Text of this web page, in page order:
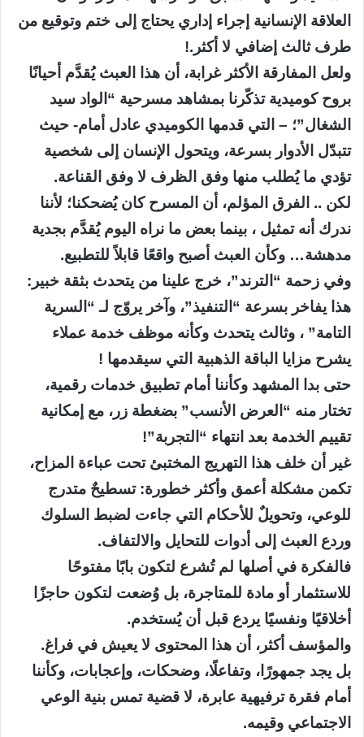
العلاقة الإنسانية إجراء إداري يحتاج إلى ختم وتوقيع من
طرف ثالث إضافي لا أكثر.!
ولعل المفارقة الأكثر غرابة، أن هذا العبث يُقدَّم أحيانًا
بروح كوميدية تذكّرنا بمشاهد مسرحية “الواد سيد
الشغال”؛ – التي قدمها الكوميدي عادل أمام- حيث
تتبدّل الأدوار بسرعة، ويتحول الإنسان إلى شخصية
تؤدي ما يُطلب منها وفق الظرف لا وفق القناعة.
لكن .. الفرق المؤلم، أن المسرح كان يُضحكنا؛ لأننا
ندرك أنه تمثيل ، بينما بعض ما نراه اليوم يُقدَّم بجدية
مدهشة… وكأن العبث أصبح واقعًا قابلاً للتطبيع.
وفي زحمة “الترند”، خرج علينا من يتحدث بثقة خبير:
هذا يفاخر بسرعة “التنفيذ”، وآخر يروّج لـ “السرية
التامة” ، وثالث يتحدث وكأنه موظف خدمة عملاء
يشرح مزايا الباقة الذهبية التي سيقدمها !
حتى بدا المشهد وكأننا أمام تطبيق خدمات رقمية،
تختار منه “العرض الأنسب” بضغطة زر، مع إمكانية
تقييم الخدمة بعد انتهاء “التجربة”!
غير أن خلف هذا التهريج المختبئ تحت عباءة المزاح،
تكمن مشكلة أعمق وأكثر خطورة: تسطيحٌ متدرج
للوعي، وتحويلٌ للأحكام التي جاءت لضبط السلوك
وردع العبث إلى أدوات للتحايل والالتفاف.
فالفكرة في أصلها لم تُشرع لتكون بابًا مفتوحًا
للاستثمار أو مادة للمتاجرة، بل وُضعت لتكون حاجزًا
أخلاقيًا ونفسيًا يردع قبل أن يُستخدم.
والمؤسف أكثر، أن هذا المحتوى لا يعيش في فراغ.
بل يجد جمهورًا، وتفاعلًا، وضحكات، وإعجابات، وكأننا
أمام فقرة ترفيهية عابرة، لا قضية تمس بنية الوعي
الاجتماعي وقيمه.